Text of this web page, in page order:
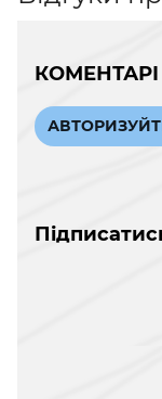
КОМЕНТАРІ